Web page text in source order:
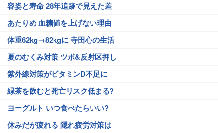
容姿と寿命 28年追跡で見えた差
あたりめ 血糖値を上げない理由
体重62kg→82kgに 寺田心の生活
夏のむくみ対策 ツボ&反射区押し
紫外線対策がビタミンD不足に
緑茶を飲むと死亡リスク低まる?
ヨーグルト いつ食べたらいい?
休みだが疲れる 隠れ疲労対策は